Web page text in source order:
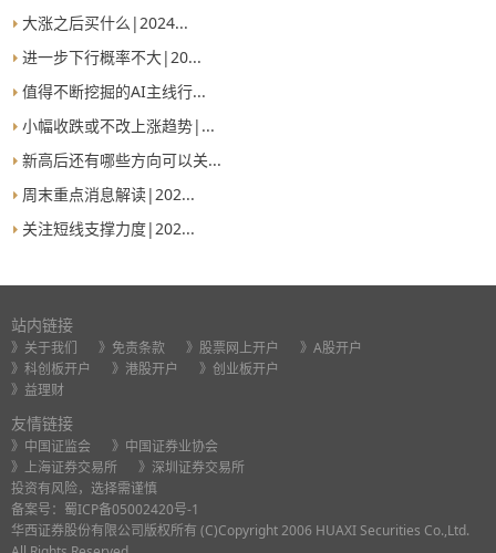
大涨之后买什么|2024...
进一步下行概率不大|20...
值得不断挖掘的AI主线行...
小幅收跌或不改上涨趋势|...
新高后还有哪些方向可以关...
周末重点消息解读|202...
关注短线支撑力度|202...
站内链接
》关于我们 》免责条款 》股票网上开户
》A股开户
》科创板开户
》港股开户
》创业板开户
》益理财
友情链接
》中国证监会
》中国证券业协会
》上海证券交易所
》深圳证券交易所
投资有风险，选择需谨慎
备案号： 蜀ICP备05002420号-1
华西证券股份有限公司版权所有 (C)Copyright 2006 HUAXI Securities Co.,Ltd.